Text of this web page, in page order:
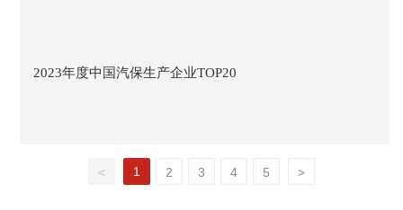
2023年度中国汽保生产企业TOP20
< 1 2 3 4 5 >